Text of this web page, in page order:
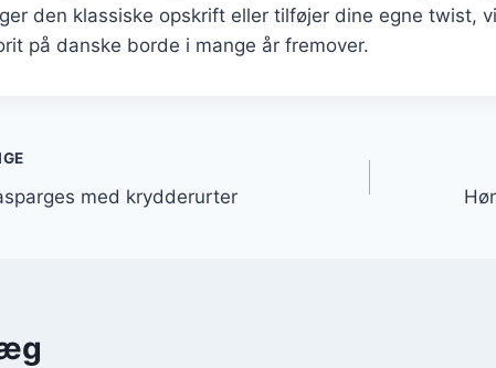
den klassiske opskrift eller tilføjer dine egne twist,
på danske borde i mange år fremover.
med krydderurter